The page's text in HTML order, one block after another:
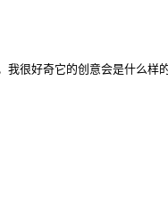
我很好奇它的创意会是什么样